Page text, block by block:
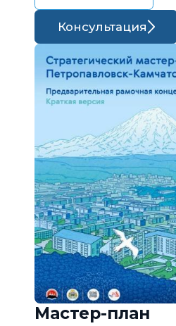
Консультация
Мастер-план